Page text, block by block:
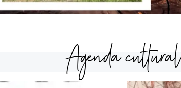
Agenda cultural